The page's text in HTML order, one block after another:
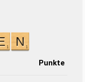
Punkte